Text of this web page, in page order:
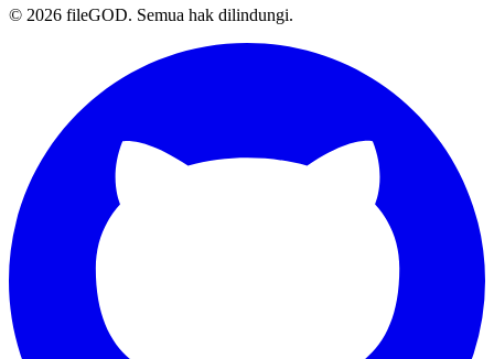
© 2026 fileGOD. Semua hak dilindungi.